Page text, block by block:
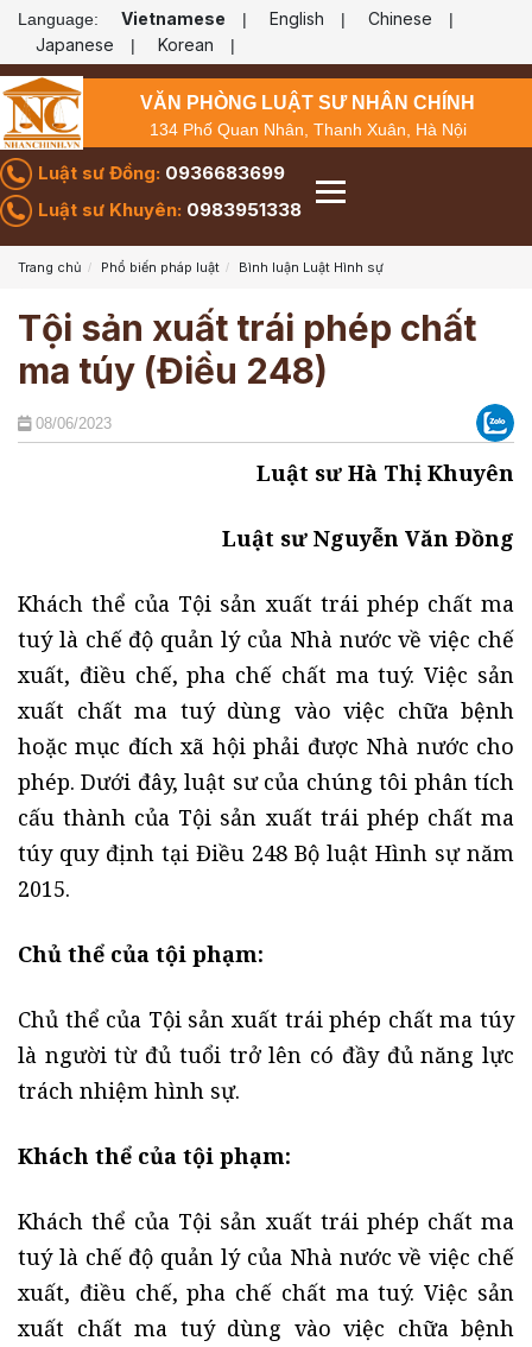
Language: Vietnamese | English | Chinese |
Japanese | Korean |
VĂN PHÒNG LUẬT SƯ NHÂN CHÍNH
134 Phố Quan Nhân, Thanh Xuân, Hà Nội
Luật sư Đồng: 0936683699
Luật sư Khuyên: 0983951338
Trang chủ Phổ biến pháp luật Bình luận Luật Hình sự
Tội sản xuất trái phép chất
ma túy (Điều 248)
08/06/2023
Luật sư Hà Thị Khuyên
Luật sư Nguyễn Văn Đồng
Khách thể của Tội sản xuất trái phép chất ma
tuý là chế độ quản lý của Nhà nước về việc chế
xuất, điều chế, pha chế chất ma tuý. Việc sản
xuất chất ma tuý dùng vào việc chữa bệnh
hoặc mục đích xã hội phải được Nhà nước cho
phép. Dưới đây, luật sư của chúng tôi phân tích
cấu thành của Tội sản xuất trái phép chất ma
túy quy định tại Điều 248 Bộ luật Hình sự năm
2015.
Chủ thể của tội phạm:
Chủ thể của Tội sản xuất trái phép chất ma túy
là người từ đủ tuổi trở lên có đầy đủ năng lực
trách nhiệm hình sự.
Khách thể của tội phạm:
Khách thể của Tội sản xuất trái phép chất ma
tuý là chế độ quản lý của Nhà nước về việc chế
xuất, điều chế, pha chế chất ma tuý. Việc sản
xuất chất ma tuý dùng vào việc chữa bệnh